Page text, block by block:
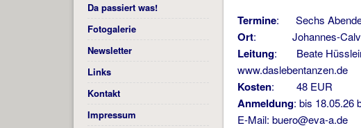
Termine: Sechs Abende
Ort: Johannes-Calvin-
Leitung: Beate Hüsslein
www.daslebentanzen.de
Kosten: 48 EUR
Anmeldung: bis 18.05.26
E-Mail: buero@eva-a.de
Da passiert was!
Fotogalerie
Newsletter
Links
Kontakt
Impressum